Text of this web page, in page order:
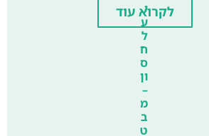
י
ע
ל
ח
ס
ון
–
מ
ב
ט
לקרוא עוד